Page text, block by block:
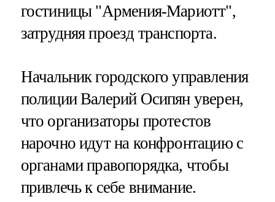
гостиницы "Армения-Мариотт",
затрудняя проезд транспорта.
Начальник городского управления
полиции Валерий Осипян уверен,
что организаторы протестов
нарочно идут на конфронтацию с
органами правопорядка, чтобы
привлечь к себе внимание.